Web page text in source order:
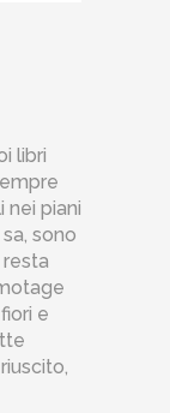
libri
nei piani
sono
e